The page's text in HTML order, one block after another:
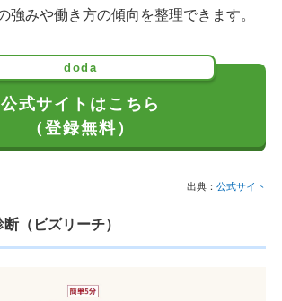
強みや働き方の傾向を整理できます。
doda
公式サイトはこちら
（登録無料）
出典： 公式サイト
（ビズリーチ）